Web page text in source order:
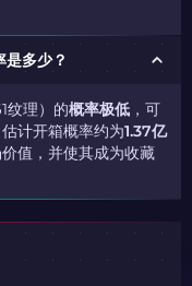
多少？
纹理）的概率极低 ，可
计开箱概率约为1.37亿
值，并使其成为收藏